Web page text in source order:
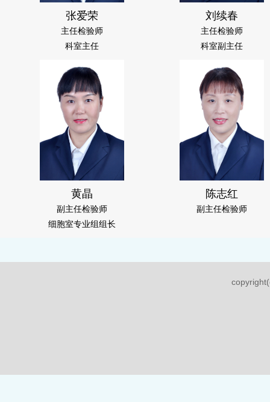
张爱荣
主任检验师
科室主任
刘续春
主任检验师
科室副主任
黄晶
副主任检验师
细胞室专业组组长
陈志红
副主任检验师